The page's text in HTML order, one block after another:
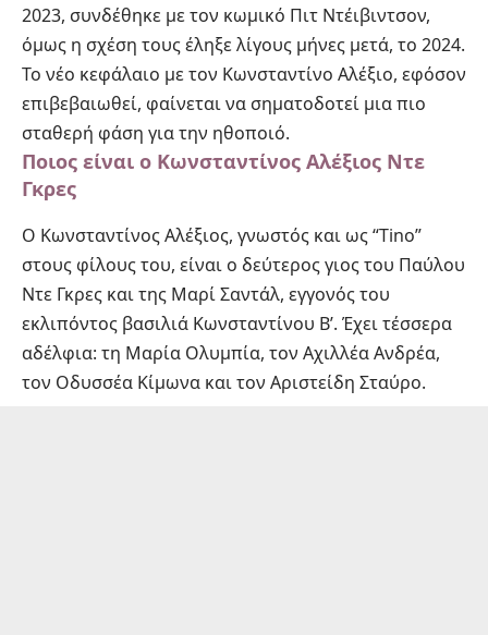
2023, συνδέθηκε με τον κωμικό Πιτ Ντέιβιντσον,
όμως η σχέση τους έληξε λίγους μήνες μετά, το 2024.
Το νέο κεφάλαιο με τον Κωνσταντίνο Αλέξιο, εφόσον
επιβεβαιωθεί, φαίνεται να σηματοδοτεί μια πιο
σταθερή φάση για την ηθοποιό.
Ποιος είναι ο Κωνσταντίνος Αλέξιος Ντε
Γκρες
Ο Κωνσταντίνος Αλέξιος, γνωστός και ως “Tino”
στους φίλους του, είναι ο δεύτερος γιος του Παύλου
Ντε Γκρες και της Μαρί Σαντάλ, εγγονός του
εκλιπόντος βασιλιά Κωνσταντίνου Β’. Έχει τέσσερα
αδέλφια: τη Μαρία Ολυμπία, τον Αχιλλέα Ανδρέα,
τον Οδυσσέα Κίμωνα και τον Αριστείδη Σταύρο.